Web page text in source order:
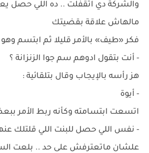
والشركة دي اتقفلت .. ده اللي حصل
مالهاش علاقة بقضيتك
فكر «طيف» بالأمر قليلا ثم ابتسم
- أنت بتقول ادوهم سم جوا الزنزانة ؟
هز رأسه بالإيجاب وقال بتلقائية :
- أيوة
اتسعت ابتسامته وكأنه ربط الأمر
- نفس اللي حصل للبنت اللي قلتلك
علشان ماتعترفش على حد .. بلعت